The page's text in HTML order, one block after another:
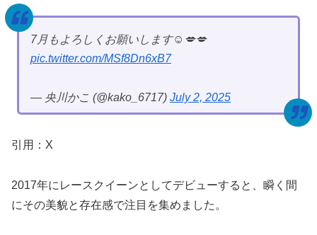
7月もよろしくお願いします☺️💋💋
pic.twitter.com/MSf8Dn6xB7
— 央川かこ (@kako_6717) July 2, 2025
引用：X
2017年にレースクイーンとしてデビューすると、瞬く間
にその美貌と存在感で注目を集めました。